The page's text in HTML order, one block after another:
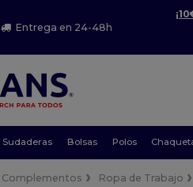
| Entrega en 24-48h
Sudaderas Bolsas Polos
Complementos Ropa de Trabajo